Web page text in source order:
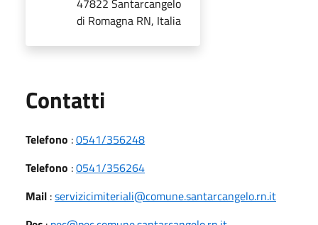
di Romagna RN, Italia
Contatti
Telefono :0541/356248
Telefono :0541/356264
Mail :servizicimiteriali@comune.santarcangelo.rn.it